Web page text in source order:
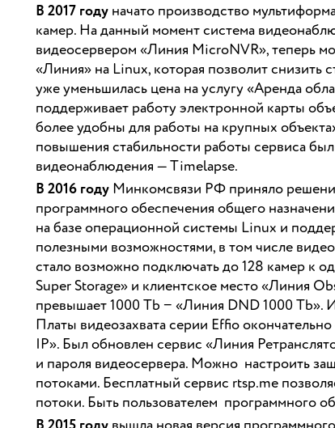
В 2017 годуначато производство
камер. На данный момент система
видеосервером «Линия MicroNVR», теперь
«Линия» на Linux, которая позволит снизить
уже уменьшилась цена на услугу «Аренда
поддерживает работу электронной карты
более удобны для работы на крупных
повышения стабильности работы сервиса
видеонаблюдения — Timelapse.
В 2016 годуМинкомсвязи РФ приняло
программного обеспечения общего
на базе операционной системы Linux и
полезными возможностями, в том числе
стало возможно подключать до 128 камер к
Super Storage» и клиентское место «Линия
превышает 1000 Tb − «Линия DND 1000 Tb».
Платы видеозахвата серии Effio
IP». Был обновлен сервис «Линия
и пароля видеосервера. Можно настроить
потоками. Бесплатный сервис rtsp.me
потоки. Быть пользователем программного